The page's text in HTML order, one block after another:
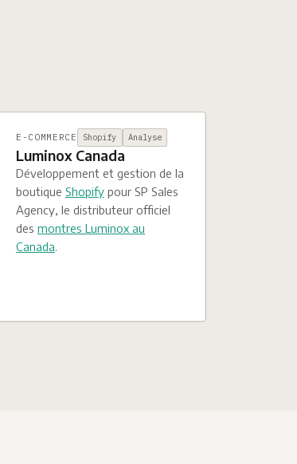
E-COMMERCE Shopify Analyse
Luminox Canada
Développement et gestion de la
boutique Shopify pour SP Sales
Agency, le distributeur officiel
des montres Luminox au
Canada